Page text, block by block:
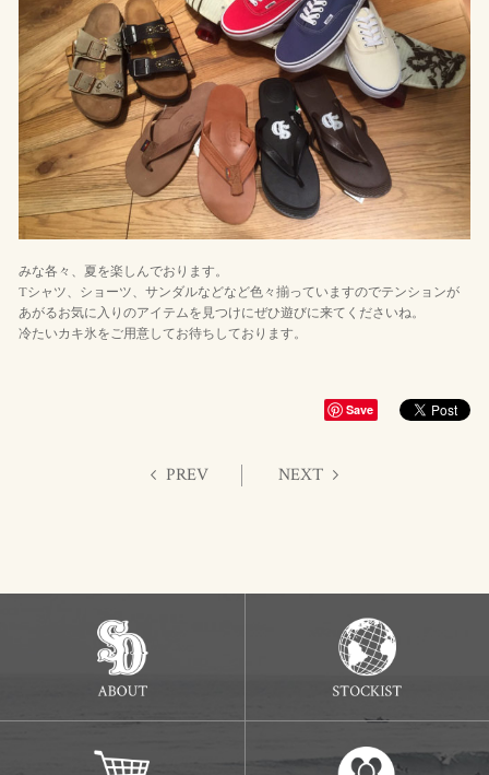
みな各々、夏を楽しんでおります。
Tシャツ、ショーツ、サンダルなどなど色々揃っていますのでテンションが
あがるお気に入りのアイテムを見つけにぜひ遊びに来てくださいね。
冷たいカキ氷をご用意してお待ちしております。
Save
PREV NEXT